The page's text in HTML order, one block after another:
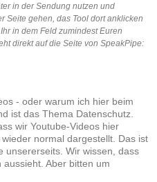
in der Sendung nutzen und
Seite gehen, das Tool dort anklicken
in dem Feld zumindest Euren
direkt auf die Seite von SpeakPipe:
- oder warum ich hier beim
ist das Thema Datenschutz.
wir Youtube-Videos hier
normal dargestellt. Das ist
unsererseits. Wir wissen, dass
Aber bitten um